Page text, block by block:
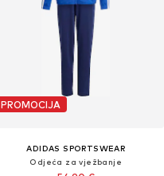
PROMOCIJA
ADIDAS SPORTSWEAR
Odjeća za vježbanje